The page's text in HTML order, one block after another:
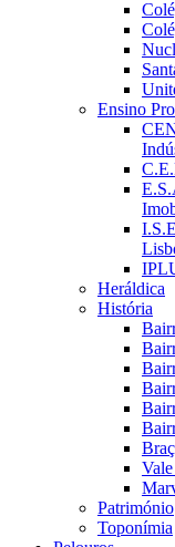
Ensino
Heráldica
História
Património
Toponímia